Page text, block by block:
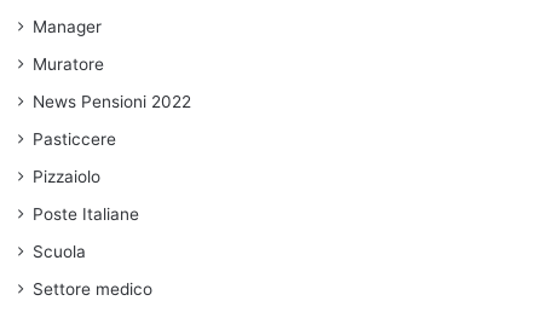
Manager
Muratore
News Pensioni 2022
Pasticcere
Pizzaiolo
Poste Italiane
Scuola
Settore medico